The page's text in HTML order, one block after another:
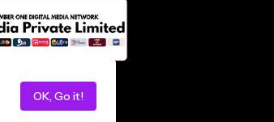
loncey tech
OK, Go it!